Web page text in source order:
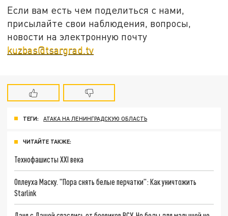
Если вам есть чем поделиться с нами,
присылайте свои наблюдения, вопросы,
новости на электронную почту
kuzbas@tsargrad.tv
ТЕГИ: АТАКА НА ЛЕНИНГРАДСКУЮ ОБЛАСТЬ
ЧИТАЙТЕ ТАКЖЕ:
Технофашисты XXI века
Оплеуха Маску. "Пора снять белые перчатки": Как уничтожить
Starlink